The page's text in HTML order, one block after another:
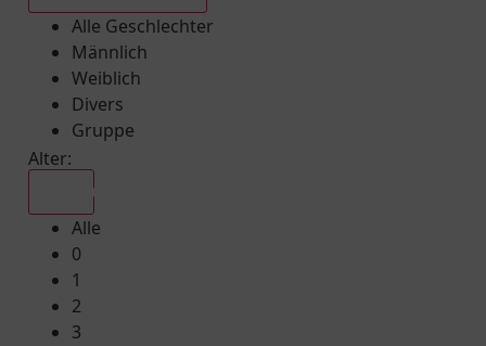
Alle Geschlechter
Männlich
Weiblich
Divers
Gruppe
Alter:
Alle
0
1
2
3